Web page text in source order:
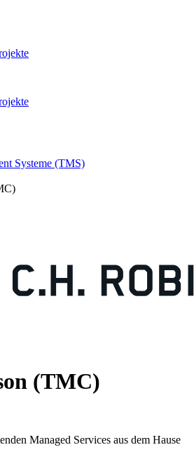
Systeme (TMS)
(TMC)
Managed Services aus dem Hause